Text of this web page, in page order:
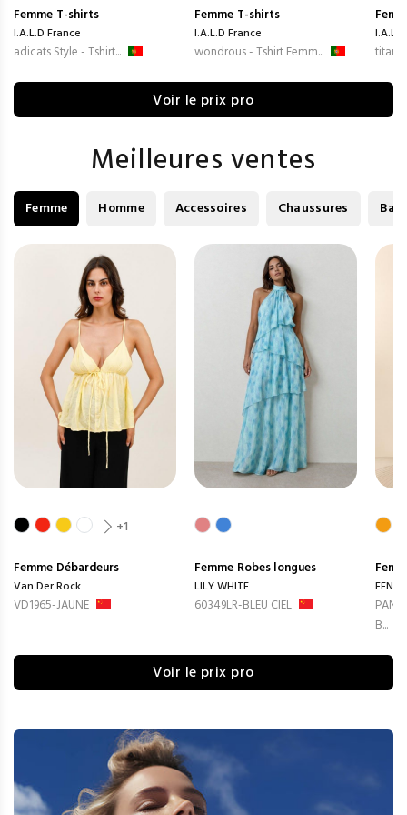
Femme T-shirts
I.A.L.D France
adicats Style - Tshirt...
Femme T-shirts
I.A.L.D France
wondrous - Tshirt Femm...
Voir le prix pro
Meilleures ventes
Femme Homme Accessoires Chaussures
+1
Femme Débardeurs
Van Der Rock
VD1965-JAUNE
Femme Robes longues
LILY WHITE
60349LR-BLEU CIEL
B...
Voir le prix pro